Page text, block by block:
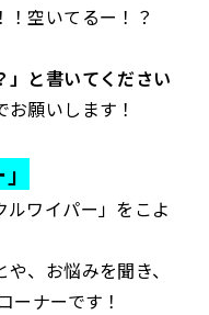
空いてるー！？
」と書いてください
お願いします！
ワイパー」をこよ
、お悩みを聞き、
ーナーです！